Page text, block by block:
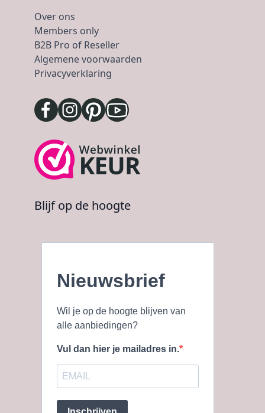
Over ons
Members only
B2B Pro of Reseller
Algemene voorwaarden
Privacyverklaring
Blijf op de hoogte
Nieuwsbrief
Wil je op de hoogte blijven van
alle aanbiedingen?
Vul dan hier je mailadres in.